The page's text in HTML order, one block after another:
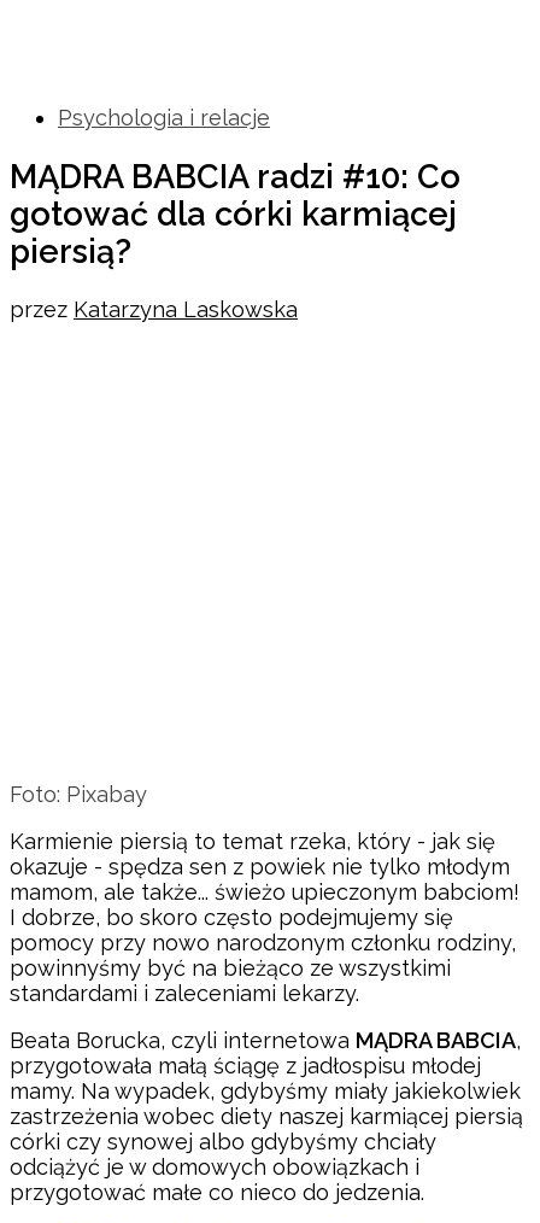
Psychologia i relacje
MĄDRA BABCIA radzi #10: Co
gotować dla córki karmiącej
piersią?
przez Katarzyna Laskowska
Foto: Pixabay
Karmienie piersią to temat rzeka, który - jak się
okazuje - spędza sen z powiek nie tylko młodym
mamom, ale także... świeżo upieczonym babciom!
I dobrze, bo skoro często podejmujemy się
pomocy przy nowo narodzonym członku rodziny,
powinnyśmy być na bieżąco ze wszystkimi
standardami i zaleceniami lekarzy.
Beata Borucka, czyli internetowa MĄDRA BABCIA,
przygotowała małą ściągę z jadłospisu młodej
mamy. Na wypadek, gdybyśmy miały jakiekolwiek
zastrzeżenia wobec diety naszej karmiącej piersią
córki czy synowej albo gdybyśmy chciały
odciążyć je w domowych obowiązkach i
przygotować małe co nieco do jedzenia.